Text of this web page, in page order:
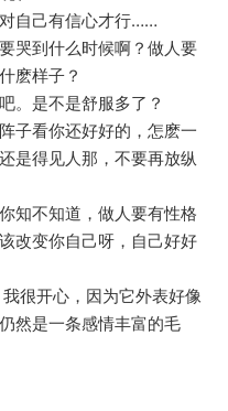
己有信心才行……
到什么时候啊？做人要
麽样子？
是不是舒服多了？
看你还好好的，怎麽一
是得见人那，不要再放纵
不知道，做人要有性格
改变你自己呀，自己好好
很开心，因为它外表好像
然是一条感情丰富的毛